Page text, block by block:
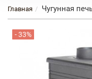
Главная Чугунная
- 33%